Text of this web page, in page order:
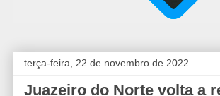
terça-feira, 22 de novembro de 2022
Juazeiro do Norte volta a